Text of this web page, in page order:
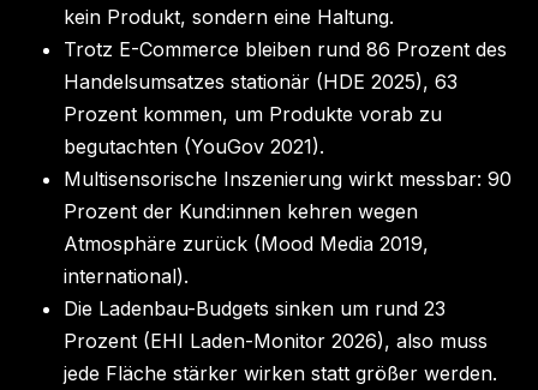
kein Produkt, sondern eine Haltung.
Trotz E-Commerce bleiben rund 86 Prozent des
Handelsumsatzes stationär (HDE 2025), 63
Prozent kommen, um Produkte vorab zu
begutachten (YouGov 2021).
Multisensorische Inszenierung wirkt messbar: 90
Prozent der Kund:innen kehren wegen
Atmosphäre zurück (Mood Media 2019,
international).
Die Ladenbau-Budgets sinken um rund 23
Prozent (EHI Laden-Monitor 2026), also muss
jede Fläche stärker wirken statt größer werden.